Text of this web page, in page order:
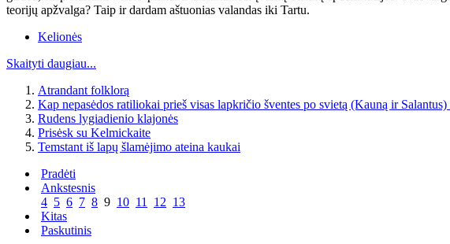
teorijų apžvalga? Taip ir dardam aštuonias valandas iki Tartu.
Kelionės
Skaityti daugiau...
Atrandant folklorą
Kap nepasėdos ratiliokai prieš visas lapkričio šventes po svietą (Kauną ir Salantus)
Rudens lygiadienio klajonės
Prisėsk su Kelmickaite
Temstant iš lapų šlamėjimo ateina kaukai
Pradėti
Ankstesnis
4 5 6 7 8 9 10 11 12 13
Kitas
Paskutinis